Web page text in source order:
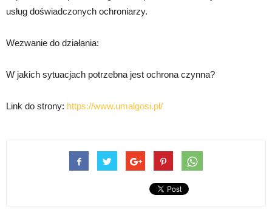
usług doświadczonych ochroniarzy.
Wezwanie do działania:
W jakich sytuacjach potrzebna jest ochrona czynna?
Link do strony: https://www.umalgosi.pl/